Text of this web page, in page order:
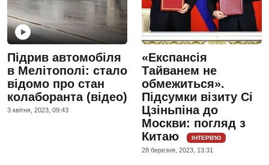
Підрив автомобіля
в Мелітополі: стало
відомо про стан
колаборанта (відео)
3 квiтня, 2023, 09:43
«Експансія
Тайванем не
обмежиться».
Підсумки візиту Сі
Цзіньпіна до
Москви: погляд з
Китаю
ІНТЕРВ'Ю
28 березня, 2023, 13:31